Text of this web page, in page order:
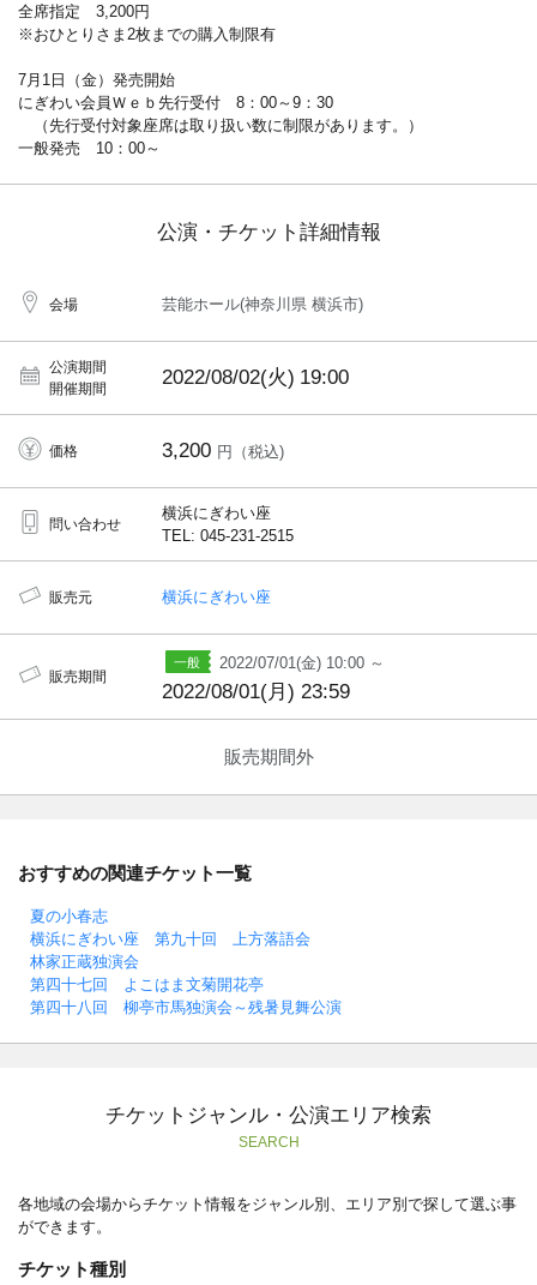
全席指定 3,200円
※おひとりさま2枚までの購入制限有
7月1日（金）発売開始
にぎわい会員Ｗｅｂ先行受付 8：00～9：30
（先行受付対象座席は取り扱い数に制限があります。）
一般発売 10：00～
公演・チケット詳細情報
会場 芸能ホール(神奈川県 横浜市)
公演期間
開催期間
2022/08/02(火) 19:00
価格 3,200 円（税込)
問い合わせ
横浜にぎわい座
TEL: 045-231-2515
販売元 横浜にぎわい座
販売期間
2022/07/01(金) 10:00 ～
2022/08/01(月) 23:59
販売期間外
おすすめの関連チケット一覧
夏の小春志
横浜にぎわい座 第九十回 上方落語会
林家正蔵独演会
第四十七回 よこはま文菊開花亭
第四十八回 柳亭市馬独演会～残暑見舞公演
チケットジャンル・公演エリア検索
SEARCH
各地域の会場からチケット情報をジャンル別、エリア別で探して選ぶ事
ができます。
チケット種別